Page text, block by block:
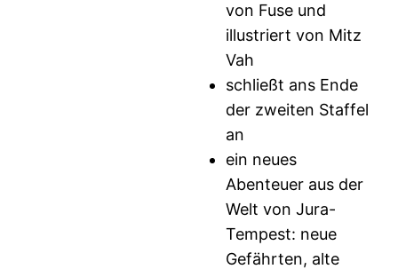
von Fuse und
illustriert von Mitz
Vah
schließt ans Ende
der zweiten Staffel
an
ein neues
Abenteuer aus der
Welt von Jura-
Tempest: neue
Gefährten, alte